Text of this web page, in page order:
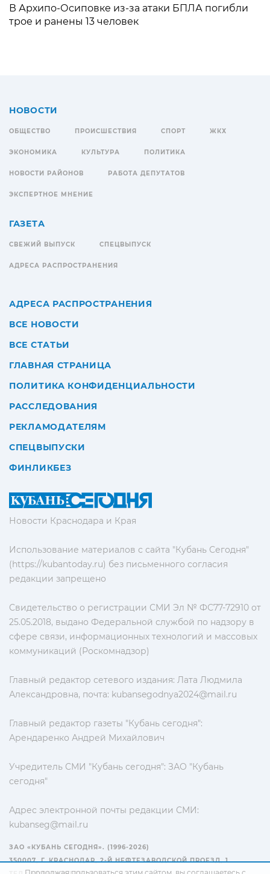
В Архипо-Осиповке из-за атаки БПЛА погибли
трое и ранены 13 человек
Новости Краснодара и Края
Использование материалов с сайта "Кубань Сегодня"
(https://kubantoday.ru) без письменного согласия
редакции запрещено
Свидетельство о регистрации СМИ Эл № ФС77-72910 от
25.05.2018, выдано Федеральной службой по надзору в
сфере связи, информационных технологий и массовых
коммуникаций (Роскомнадзор)
Главный редактор сетевого издания: Лата Людмила
Александровна, почта: kubansegodnya2024@mail.ru
Главный редактор газеты "Кубань сегодня":
Арендаренко Андрей Михайлович
Учредитель СМИ "Кубань сегодня": ЗАО "Кубань
сегодня"
Адрес электронной почты редакции СМИ:
kubanseg@mail.ru
НОВОСТИ
ОБЩЕСТВО ПРОИСШЕСТВИЯ СПОРТ ЖКХ
ЭКОНОМИКА КУЛЬТУРА ПОЛИТИКА
НОВОСТИ РАЙОНОВ РАБОТА ДЕПУТАТОВ
ЭКСПЕРТНОЕ МНЕНИЕ
ГАЗЕТА
СВЕЖИЙ ВЫПУСК СПЕЦВЫПУСК
АДРЕСА РАСПРОСТРАНЕНИЯ
АДРЕСА РАСПРОСТРАНЕНИЯ
ВСЕ НОВОСТИ
ВСЕ СТАТЬИ
ГЛАВНАЯ СТРАНИЦА
ПОЛИТИКА КОНФИДЕНЦИАЛЬНОСТИ
РАССЛЕДОВАНИЯ
РЕКЛАМОДАТЕЛЯМ
СПЕЦВЫПУСКИ
ФИНЛИКБЕЗ
ЗАО «КУБАНЬ СЕГОДНЯ». (1996-2026)
350007, Г. КРАСНОДАР, 2-Й НЕФТЕЗАВОДСКОЙ ПРОЕЗД, 1